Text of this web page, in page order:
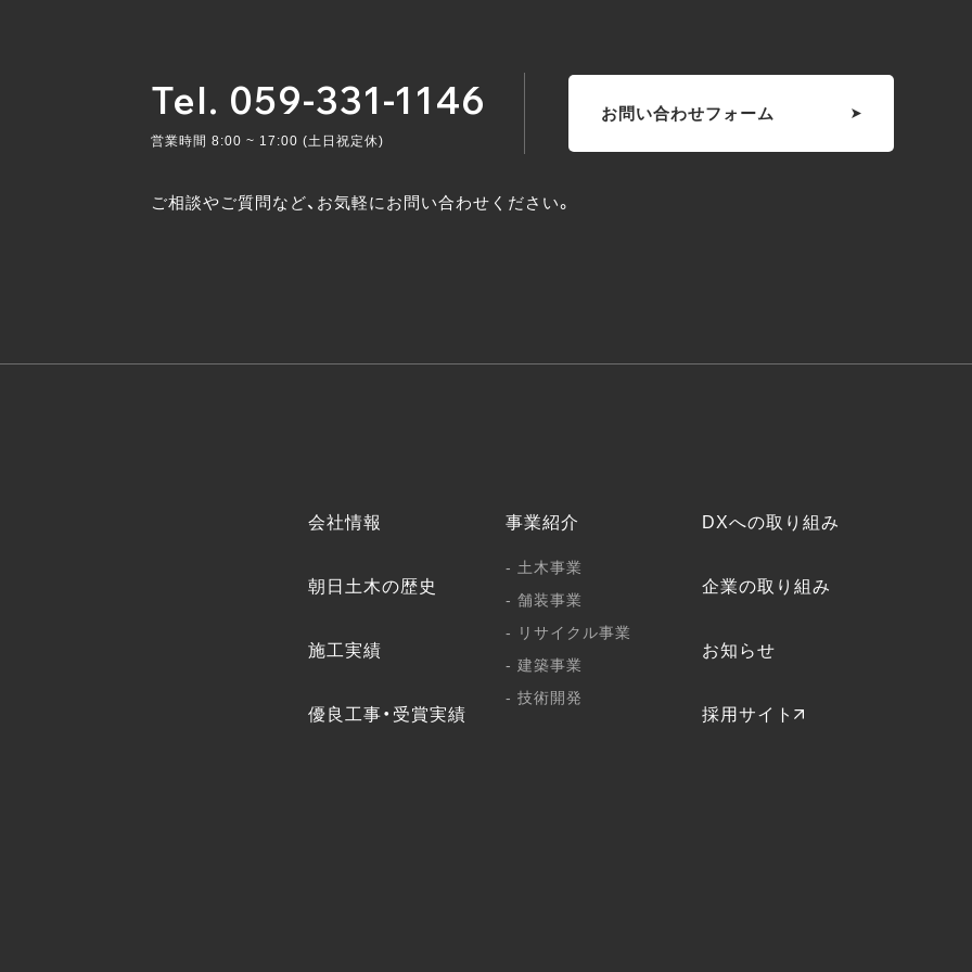
Tel. 059-331-1146
営業時間 8:00 ~ 17:00 (土日祝定休)
お問い合わせフォーム
ご相談やご質問など、お気軽にお問い合わせください。
会社情報
朝日土木の歴史
施工実績
優良工事・受賞実績
事業紹介
- 土木事業
- 舗装事業
- リサイクル事業
- 建築事業
- 技術開発
DXへの取り組み
企業の取り組み
お知らせ
採用サイト